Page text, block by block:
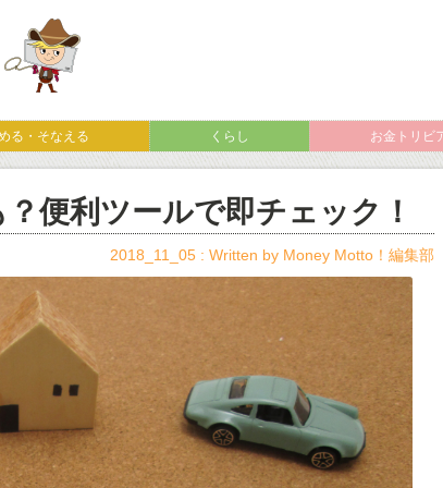
る・そなえる くらし お金トリビ
便利ツールで即チェック！
2018_11_05 : Written by Money Motto！編集部